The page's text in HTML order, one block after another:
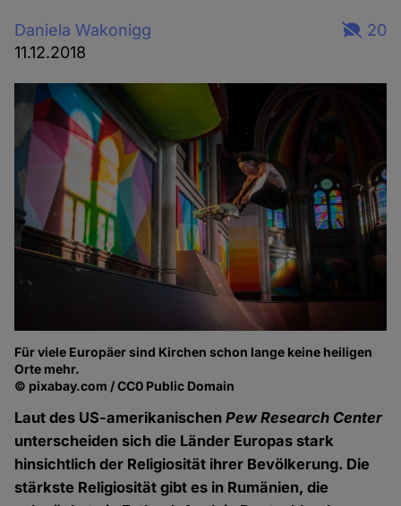
Daniela Wakonigg
11.12.2018
20
Für viele Europäer sind Kirchen schon lange keine heiligen
Orte mehr.
© pixabay.com / CC0 Public Domain
Laut des US-amerikanischenPew Research Center
unterscheiden sich die Länder Europas stark
hinsichtlich der Religiosität ihrer Bevölkerung. Die
stärkste Religiosität gibt es in Rumänien, die